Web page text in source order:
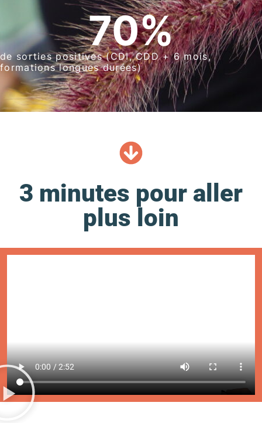
de sorties positives (CDI, CDD + 6 mois,
formations longues durées)
70%
3 minutes pour aller
plus loin